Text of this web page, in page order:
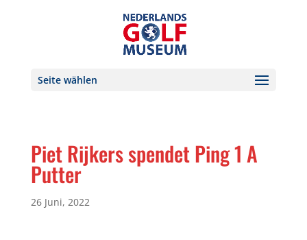
Seite wählen
Piet Rijkers spendet Ping 1 A
Putter
26 Juni, 2022